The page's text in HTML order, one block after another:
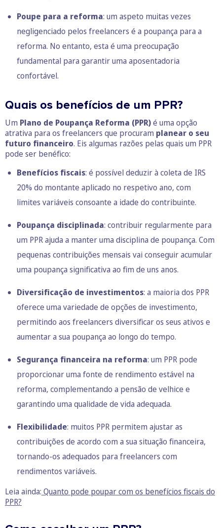
Poupe para a reforma: um aspeto muitas vezes
negligenciado pelos freelancers é a poupança para a
reforma. No entanto, esta é uma preocupação
fundamental para garantir uma aposentadoria
confortável.
Quais os benefícios de um PPR?
Um Plano de Poupança Reforma (PPR)é uma opção
atrativa para os freelancers que procuram planear o seu
futuro financeiro. Eis algumas razões pelas quais um PPR
pode ser benéfico:
Benefícios fiscais: é possível deduzir à coleta de IRS
20% do montante aplicado no respetivo ano, com
limites variáveis consoante a idade do contribuinte.
Poupança disciplinada: contribuir regularmente para
um PPR ajuda a manter uma disciplina de poupança. Com
pequenas contribuições mensais vai conseguir acumular
uma poupança significativa ao fim de uns anos.
Diversificação de investimentos: a maioria dos PPR
oferece uma variedade de opções de investimento,
permitindo aos freelancers diversificar os seus ativos e
aumentar a sua poupança ao longo do tempo.
Segurança financeira na reforma: um PPR pode
proporcionar uma fonte de rendimento estável na
reforma, complementando a pensão de velhice e
garantindo uma qualidade de vida adequada.
Flexibilidade: muitos PPR permitem ajustar as
contribuições de acordo com a sua situação financeira,
tornando-os adequados para freelancers com
rendimentos variáveis.
Leia ainda: Quanto pode poupar com os benefícios fiscais do
PPR?